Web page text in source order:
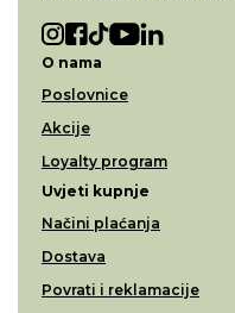
O nama
Poslovnice
Akcije
Loyalty program
Uvjeti kupnje
Načini plaćanja
Dostava
Povrati i reklamacije